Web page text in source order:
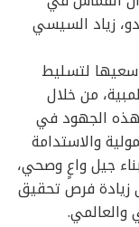
زياد السيسي
سعيها لتسليط
من خلال
هذه الجهود في
والاستدامة
جيل واعٍ وصحي،
زيادة فرص تحقيق
والعالمي.